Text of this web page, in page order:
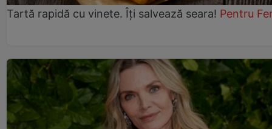
Tartă rapidă cu vinete. Îți salvează seara! Pentru